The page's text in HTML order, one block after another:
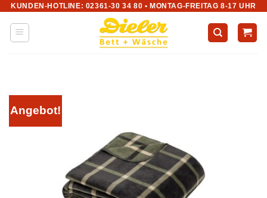
Zum
Inhalt
springen
KUNDEN-HOTLINE: 02361-30 34 80 • MONTAG-FREITAG 8-17 UHR
Angebot!